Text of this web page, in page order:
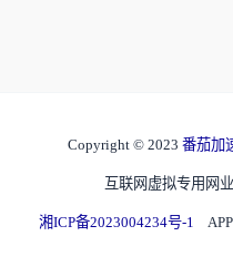
Copyright © 2023 番茄加
互联网虚拟专用网
湘ICP备2023004234号-1